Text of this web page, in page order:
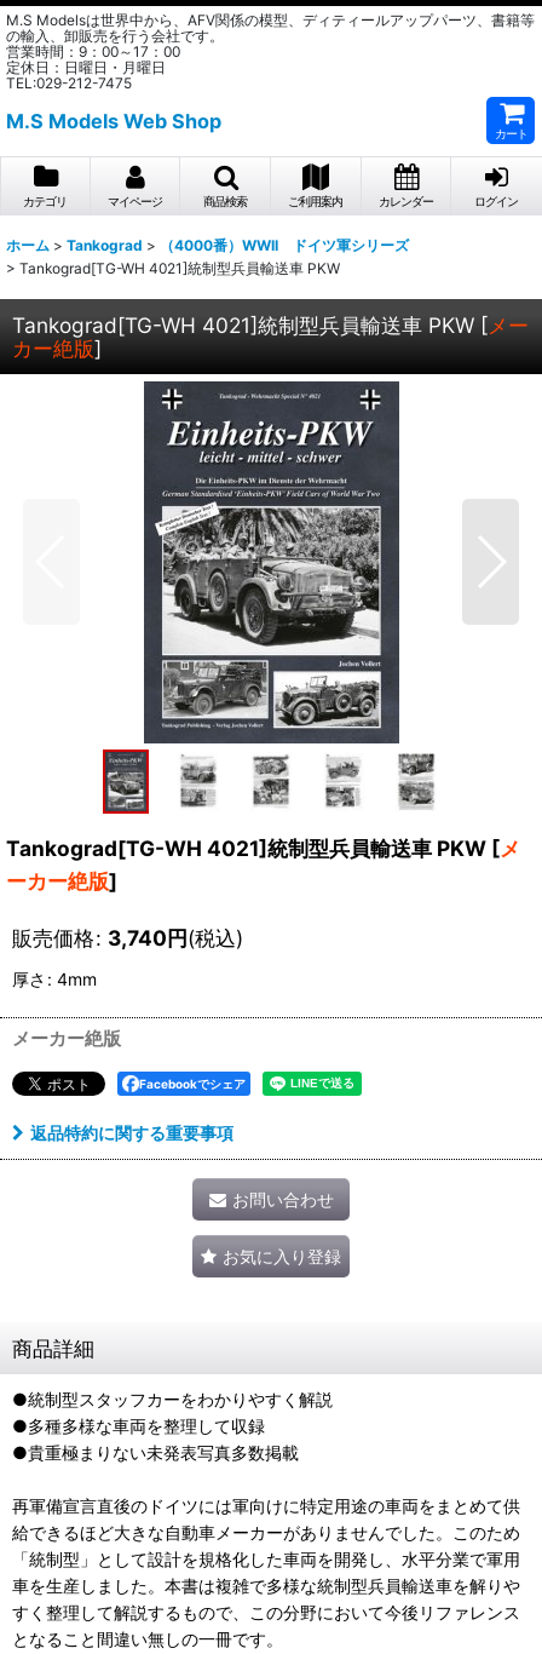
M.S Modelsは世界中から、AFV関係の模型、ディティールアップパーツ、書籍等
の輸入、卸販売を行う会社です。
営業時間：9：00～17：00
定休日：日曜日・月曜日
TEL:029-212-7475
M.S Models Web Shop
カート
カテゴリ マイページ 商品検索 ご利用案内 カレンダー ログイン
ホーム > Tankograd >
（4000番）WWII ドイツ軍シリーズ
> Tankograd[TG-WH 4021]統制型兵員輸送車 PKW
Tankograd[TG-WH 4021]統制型兵員輸送車 PKW [メー
カー絶版]
Tankograd[TG-WH 4021]統制型兵員輸送車 PKW [メ
ーカー絶版]
販売価格: 3,740円(税込)
厚さ : 4mm
メーカー絶版
Facebookでシェア
返品特約に関する重要事項
お問い合わせ
お気に入り登録
商品詳細
●統制型スタッフカーをわかりやすく解説
●多種多様な車両を整理して収録
●貴重極まりない未発表写真多数掲載
再軍備宣言直後のドイツには軍向けに特定用途の車両をまとめて供
給できるほど大きな自動車メーカーがありませんでした。このため
「統制型」として設計を規格化した車両を開発し、水平分業で軍用
車を生産しました。本書は複雑で多様な統制型兵員輸送車を解りや
すく整理して解説するもので、この分野において今後リファレンス
となること間違い無しの一冊です。